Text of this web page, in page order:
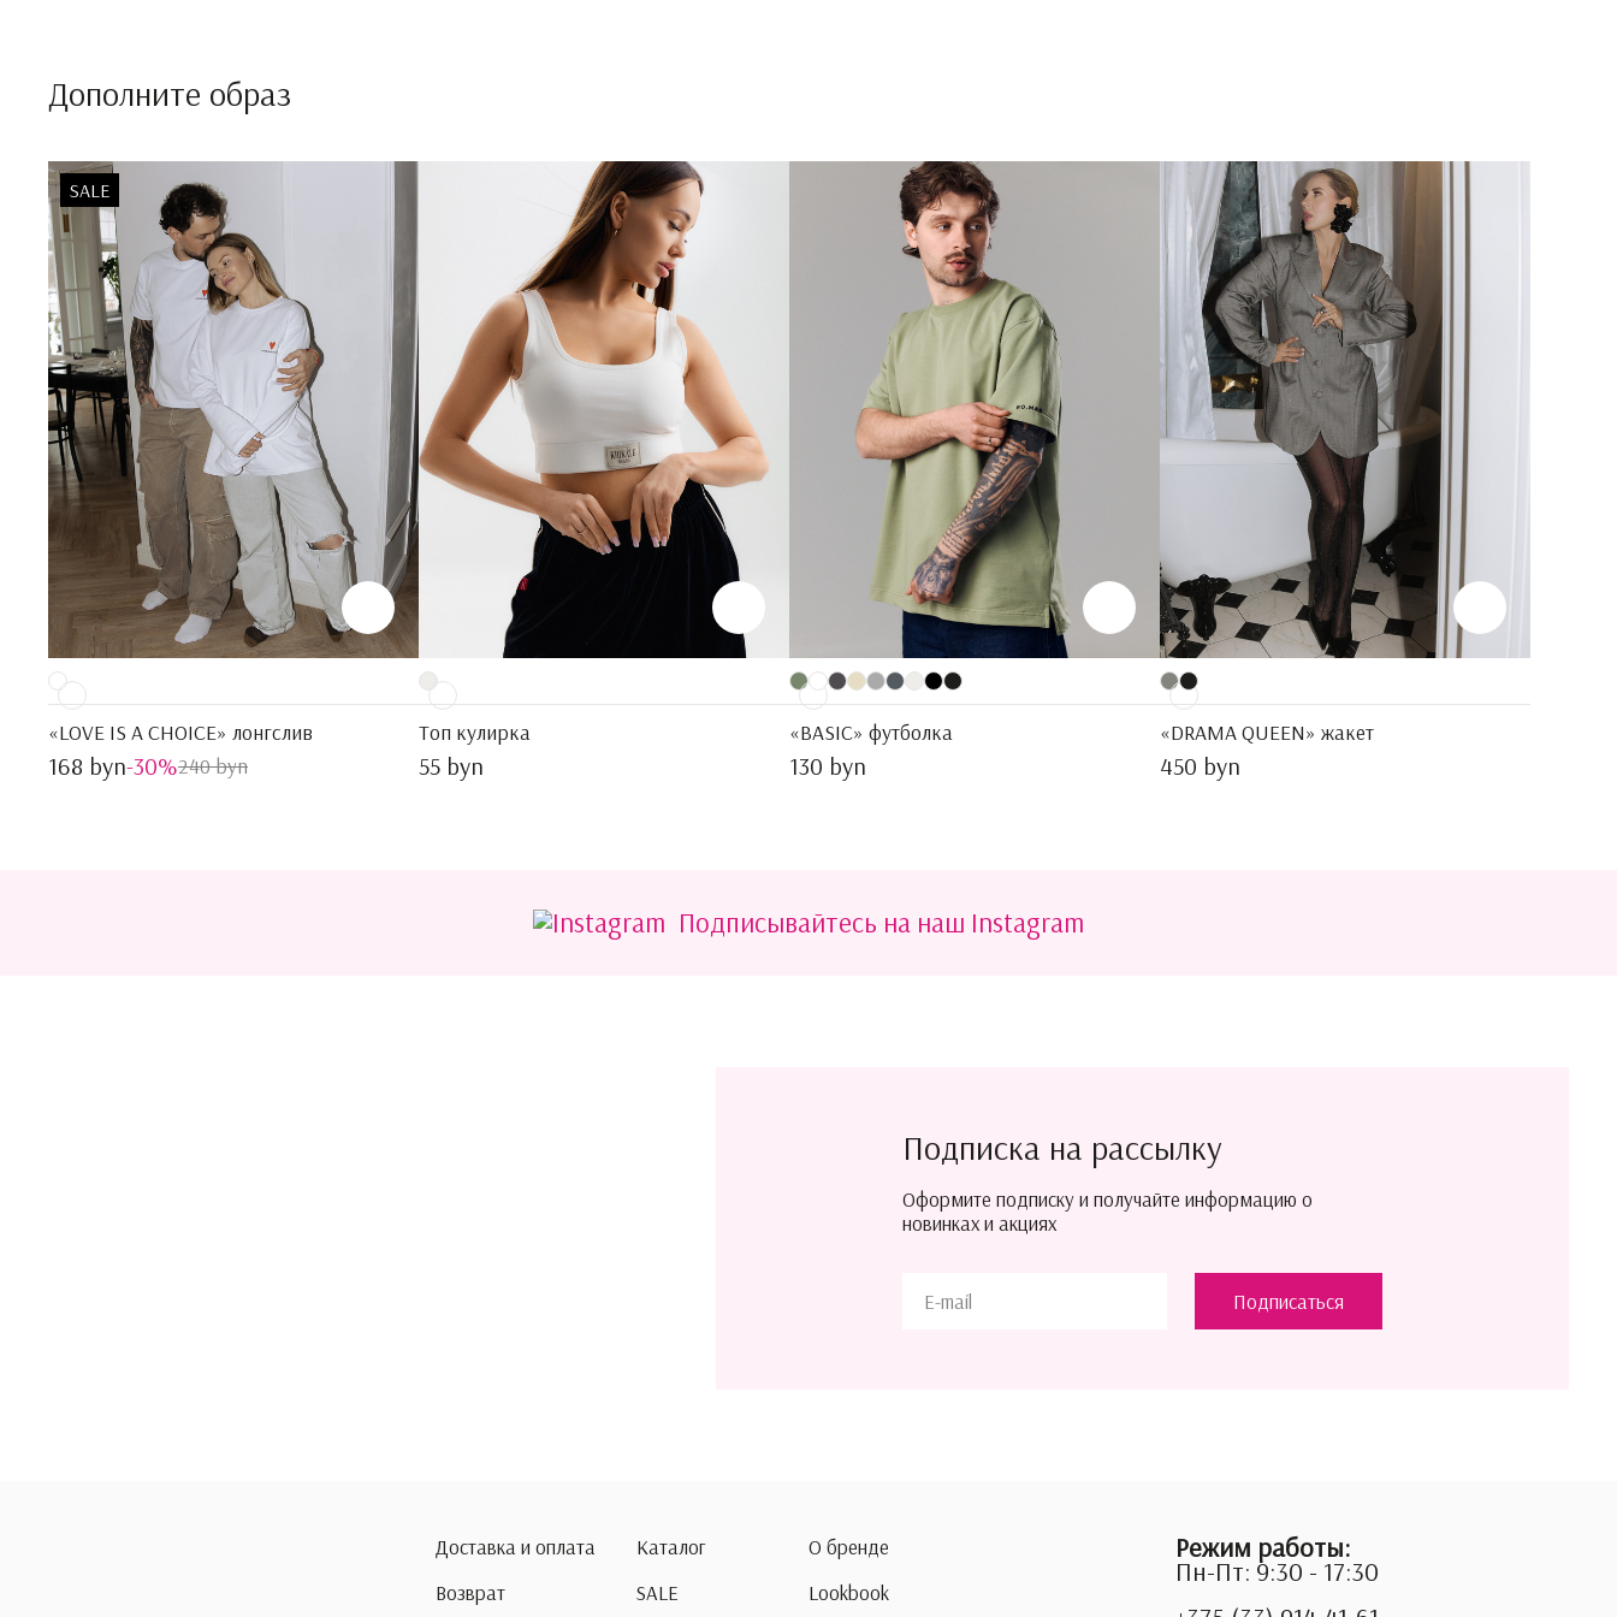
Дополните образ
SALE
«LOVE IS A CHOICE» лонгслив
168 byn-30%240 byn
Топ кулирка
55 byn
«BASIC» футболка
130 byn
«DRAMA QUEEN» жакет
450 byn
Подписывайтесь на наш Instagram
Подписка на рассылку
Оформите подписку и получайте информацию о
новинках и акциях
Подписаться
Доставка и оплата
Возврат
Каталог
SALE
О бренде
Lookbook
Режим работы:
Пн-Пт: 9:30 - 17:30